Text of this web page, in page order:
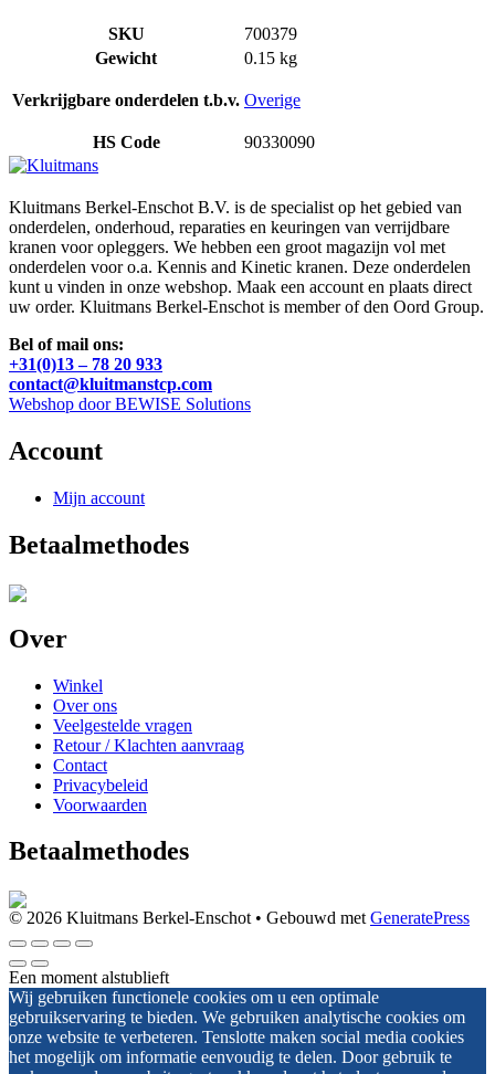
SKU
700379
Gewicht
0.15 kg
Verkrijgbare onderdelen t.b.v. Overige
HS Code 90330090
Kluitmans Berkel-Enschot B.V. is de specialist op het gebied van
onderdelen, onderhoud, reparaties en keuringen van verrijdbare
kranen voor opleggers. We hebben een groot magazijn vol met
onderdelen voor o.a. Kennis and Kinetic kranen. Deze onderdelen
kunt u vinden in onze webshop. Maak een account en plaats direct
uw order. Kluitmans Berkel-Enschot is member of den Oord Group.
Bel of mail ons:
+31(0)13 – 78 20 933
contact@kluitmanstcp.com
Webshop door BEWISE Solutions
Account
Mijn account
Betaalmethodes
Over
Winkel
Over ons
Veelgestelde vragen
Retour / Klachten aanvraag
Contact
Privacybeleid
Voorwaarden
Betaalmethodes
© 2026 Kluitmans Berkel-Enschot • Gebouwd met GeneratePress
Een moment alstublieft
Wij gebruiken functionele cookies om u een optimale
gebruikservaring te bieden. We gebruiken analytische cookies om
onze website te verbeteren. Tenslotte maken social media cookies
het mogelijk om informatie eenvoudig te delen. Door gebruik te